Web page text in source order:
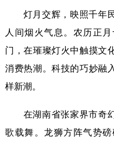
台湾 思客智库
科技 科创
文化 书画
食品 人居
学术中国 乡村振兴
灯月交辉，映照千年民
人间烟火气息。农历正
门，在璀璨灯火中触摸文
消费热潮。科技的巧妙融
样新潮。
在湖南省张家界市奇幻
歌载舞。龙狮方阵气势